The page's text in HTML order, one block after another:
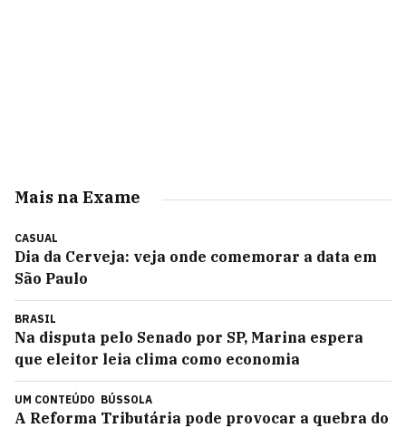
Mais na Exame
CASUAL
Dia da Cerveja: veja onde comemorar a data em
São Paulo
BRASIL
Na disputa pelo Senado por SP, Marina espera
que eleitor leia clima como economia
UM CONTEÚDO BÚSSOLA
A Reforma Tributária pode provocar a quebra do